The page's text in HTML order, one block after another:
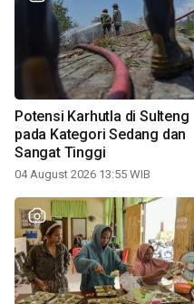
Potensi Karhutla di Sulteng
pada Kategori Sedang dan
Sangat Tinggi
04 August 2026 13:55 WIB